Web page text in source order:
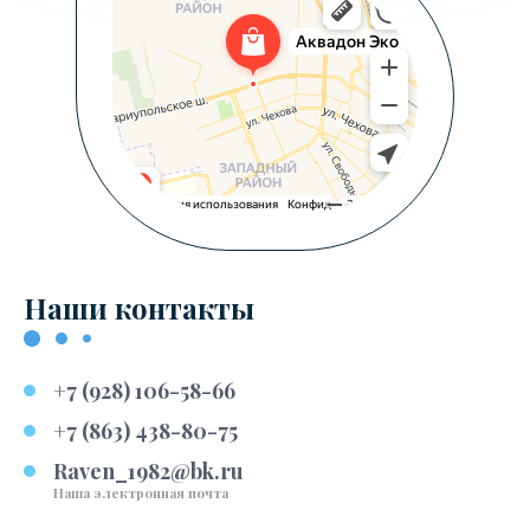
Наши контакты
+7 (928) 106-58-66
+7 (863) 438-80-75
Raven_1982@bk.ru
Наша электронная почта